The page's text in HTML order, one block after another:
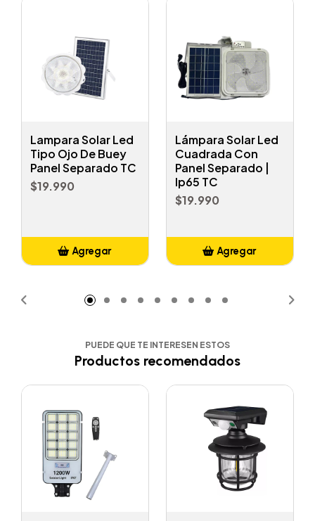
Lampara Solar Led
Tipo Ojo De Buey
Panel Separado TC
$19.990
Agregar
Lámpara Solar Led
Cuadrada Con
Panel Separado |
Ip65 TC
$19.990
Agregar
PUEDE QUE TE INTERESEN ESTOS
Productos recomendados